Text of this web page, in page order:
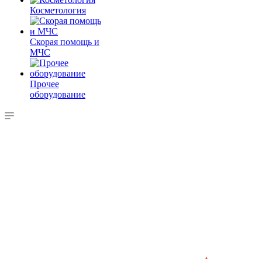
Косметология
Скорая помощь и
МЧС
Прочее
оборудование